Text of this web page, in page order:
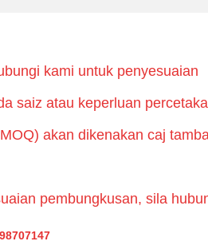
kami untuk penyesuaian
saiz atau keperluan
akan dikenakan caj
pembungkusan, sila